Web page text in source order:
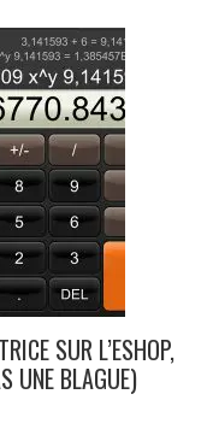
SUR L’ESHOP,
UNE BLAGUE)